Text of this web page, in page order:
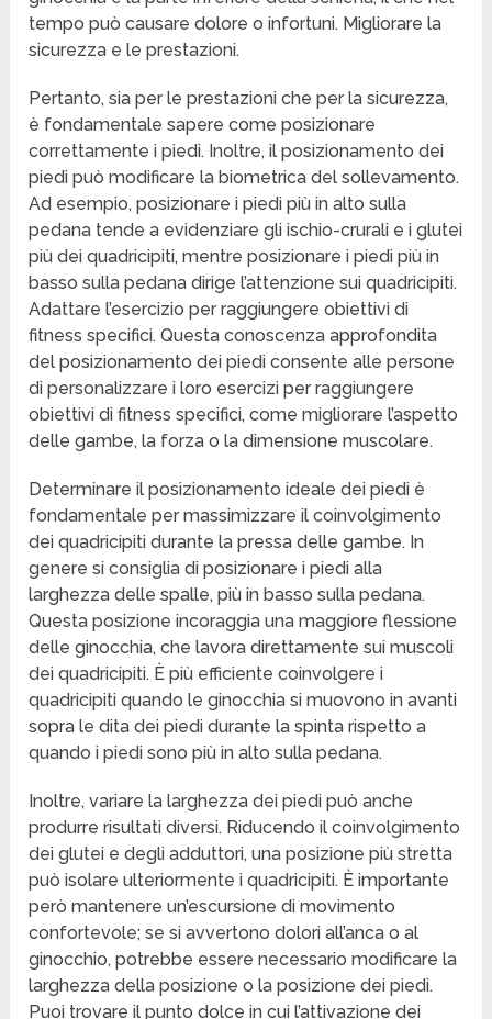
tempo può causare dolore o infortuni. Migliorare la
sicurezza e le prestazioni.
Pertanto, sia per le prestazioni che per la sicurezza,
è fondamentale sapere come posizionare
correttamente i piedi. Inoltre, il posizionamento dei
piedi può modificare la biometrica del sollevamento.
Ad esempio, posizionare i piedi più in alto sulla
pedana tende a evidenziare gli ischio-crurali e i glutei
più dei quadricipiti, mentre posizionare i piedi più in
basso sulla pedana dirige l’attenzione sui quadricipiti.
Adattare l’esercizio per raggiungere obiettivi di
fitness specifici. Questa conoscenza approfondita
del posizionamento dei piedi consente alle persone
di personalizzare i loro esercizi per raggiungere
obiettivi di fitness specifici, come migliorare l’aspetto
delle gambe, la forza o la dimensione muscolare.
Determinare il posizionamento ideale dei piedi è
fondamentale per massimizzare il coinvolgimento
dei quadricipiti durante la pressa delle gambe. In
genere si consiglia di posizionare i piedi alla
larghezza delle spalle, più in basso sulla pedana.
Questa posizione incoraggia una maggiore flessione
delle ginocchia, che lavora direttamente sui muscoli
dei quadricipiti. È più efficiente coinvolgere i
quadricipiti quando le ginocchia si muovono in avanti
sopra le dita dei piedi durante la spinta rispetto a
quando i piedi sono più in alto sulla pedana.
Inoltre, variare la larghezza dei piedi può anche
produrre risultati diversi. Riducendo il coinvolgimento
dei glutei e degli adduttori, una posizione più stretta
può isolare ulteriormente i quadricipiti. È importante
però mantenere un’escursione di movimento
confortevole; se si avvertono dolori all’anca o al
ginocchio, potrebbe essere necessario modificare la
larghezza della posizione o la posizione dei piedi.
Puoi trovare il punto dolce in cui l’attivazione dei